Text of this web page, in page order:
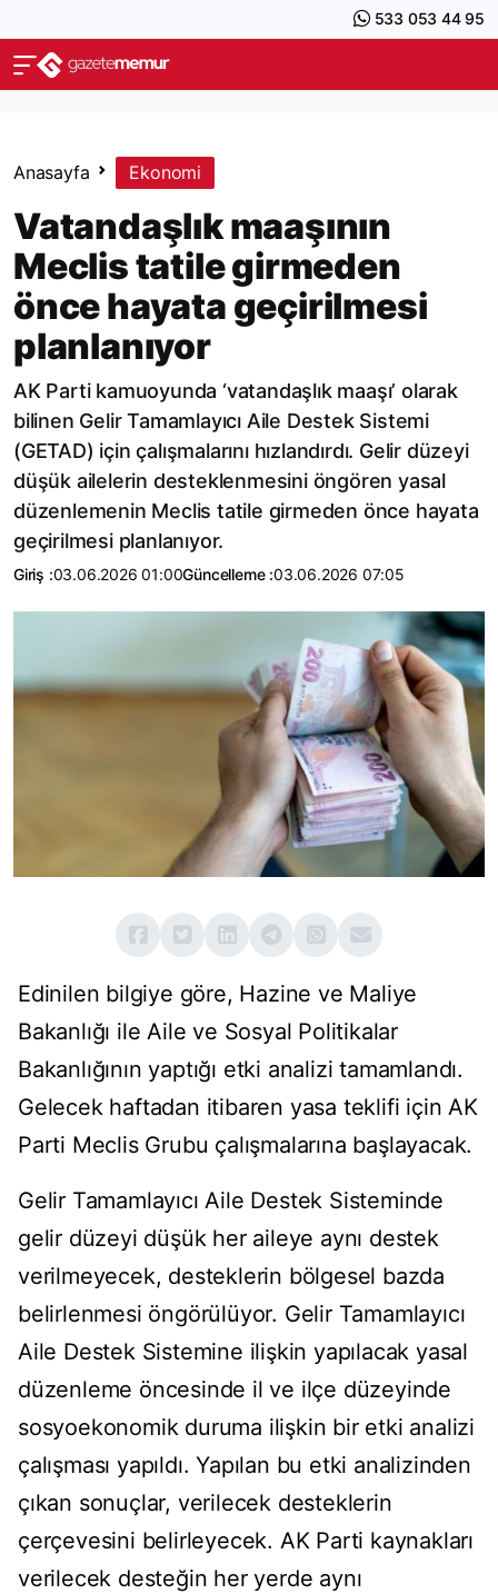
533 053 44 95
Anasayfa Ekonomi
Vatandaşlık maaşının
Meclis tatile girmeden
önce hayata geçirilmesi
planlanıyor
AK Parti kamuoyunda ‘vatandaşlık maaşı’ olarak
bilinen Gelir Tamamlayıcı Aile Destek Sistemi
(GETAD) için çalışmalarını hızlandırdı. Gelir düzeyi
düşük ailelerin desteklenmesini öngören yasal
düzenlemenin Meclis tatile girmeden önce hayata
geçirilmesi planlanıyor.
Giriş :03.06.2026 01:00Güncelleme :03.06.2026 07:05
Edinilen bilgiye göre, Hazine ve Maliye
Bakanlığı ile Aile ve Sosyal Politikalar
Bakanlığının yaptığı etki analizi tamamlandı.
Gelecek haftadan itibaren yasa teklifi için AK
Parti Meclis Grubu çalışmalarına başlayacak.
Gelir Tamamlayıcı Aile Destek Sisteminde
gelir düzeyi düşük her aileye aynı destek
verilmeyecek, desteklerin bölgesel bazda
belirlenmesi öngörülüyor. Gelir Tamamlayıcı
Aile Destek Sistemine ilişkin yapılacak yasal
düzenleme öncesinde il ve ilçe düzeyinde
sosyoekonomik duruma ilişkin bir etki analizi
çalışması yapıldı. Yapılan bu etki analizinden
çıkan sonuçlar, verilecek desteklerin
çerçevesini belirleyecek. AK Parti kaynakları
verilecek desteğin her yerde aynı